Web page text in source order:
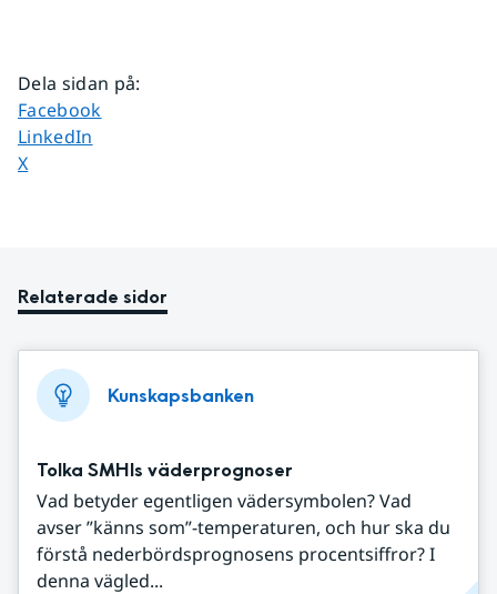
Dela sidan på:
Dela sidan på
Facebook
Dela sidan på
LinkedIn
Dela sidan på
X
Relaterade sidor
Kunskapsbanken
Tolka SMHIs väderprognoser
Vad betyder egentligen vädersymbolen? Vad
avser ”känns som”-temperaturen, och hur ska du
förstå nederbördsprognosens procentsiffror? I
denna vägled...